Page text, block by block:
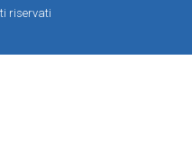
riservati